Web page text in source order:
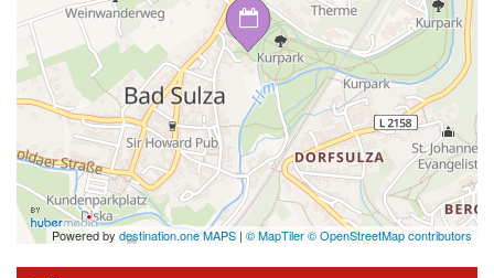
Powered by destination.one MAPS | © MapTiler © OpenStreetMap contributors